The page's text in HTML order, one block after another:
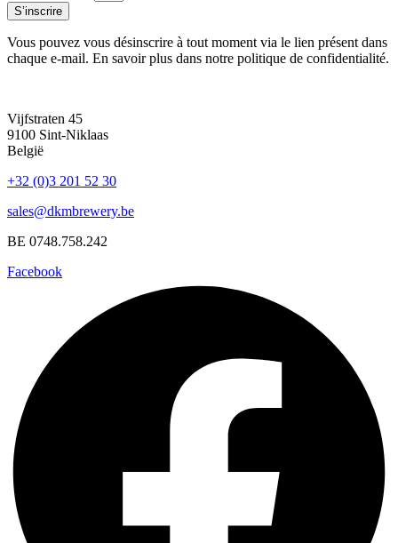
S’inscrire
Vous pouvez vous désinscrire à tout moment via le lien présent dans
chaque e-mail. En savoir plus dans notre politique de confidentialité.
Vijfstraten 45
9100 Sint-Niklaas
België
+32 (0)3 201 52 30
sales@dkmbrewery.be
BE 0748.758.242
Facebook